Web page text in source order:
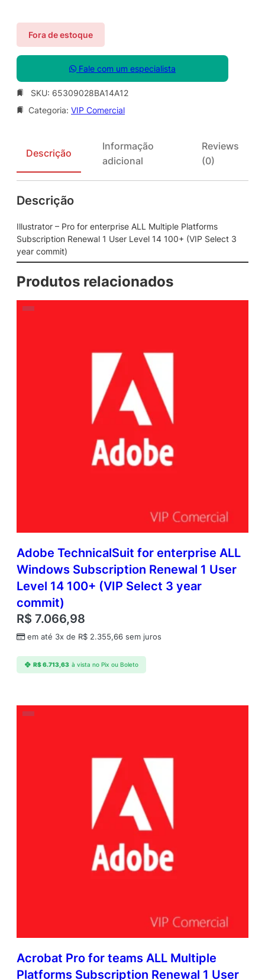
Fora de estoque
Fale com um especialista
SKU: 65309028BA14A12
Categoria: VIP Comercial
Descrição
Informação
adicional
Reviews
(0)
Descrição
Illustrator – Pro for enterprise ALL Multiple Platforms
Subscription Renewal 1 User Level 14 100+ (VIP Select 3
year commit)
Produtos relacionados
Adobe TechnicalSuit for enterprise ALL
Windows Subscription Renewal 1 User
Level 14 100+ (VIP Select 3 year
commit)
R$ 7.066,98
em até 3x de R$ 2.355,66 sem juros
R$6.713,63 à vista no Pix ou Boleto
Acrobat Pro for teams ALL Multiple
Platforms Subscription Renewal 1 User